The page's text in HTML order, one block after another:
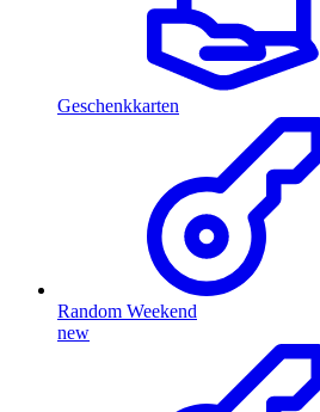
Geschenkkarten
Random Weekend
new